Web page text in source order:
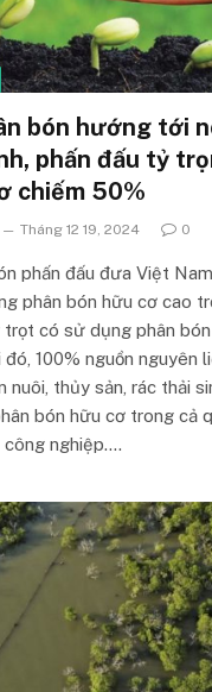
bón hướng tới
phấn đấu tỷ
chiếm 50%
Tháng 12 19, 2024 0
phấn đấu đưa Việt
phân bón hữu cơ cao
có sử dụng phân
đó, 100% nguồn nguyên
nuôi, thủy sản, rác thải
bón hữu cơ trong cả
công nghiệp….